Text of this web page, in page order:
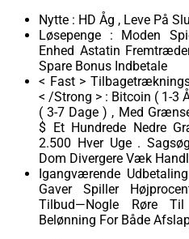
Nytte : HD Åg , Leve På
Løsepenge : Moden
Enhed Astatin
Spare Bonus Indbetale
< Fast >
< /Strong > : Bitcoin ( 1-3
( 3-7 Dage ) , Med
$ Et Hundrede Nedre
2.500 Hver Uge .
Dom Divergere Væk
Igangværende
Gaver Spiller
Tilbud—Nogle Røre
Belønning For Både